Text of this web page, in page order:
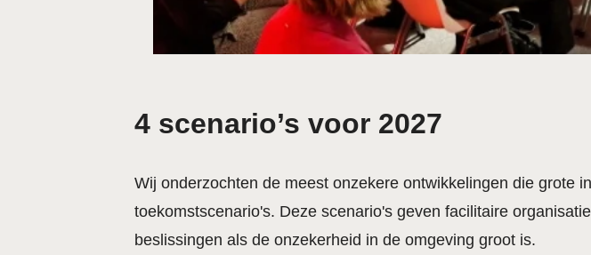
4 scenario’s voor 2027
Wij onderzochten de meest onzekere ontwikkelingen die grote
toekomstscenario's. Deze scenario's geven facilitaire
beslissingen als de onzekerheid in de omgeving groot is.